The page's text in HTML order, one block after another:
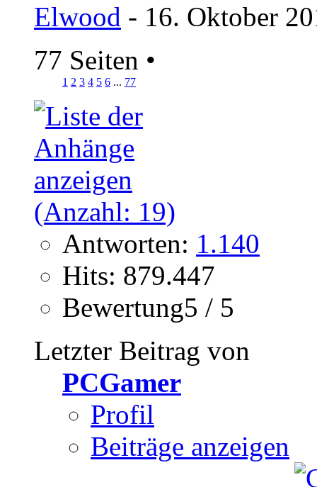
Elwood - 16. Oktober
77 Seiten •
1 2 3 4 5 6 ... 77
Antworten: 1.140
Hits: 879.447
Bewertung5 / 5
Letzter Beitrag von
PCGamer
Profil
Beiträge anzeigen